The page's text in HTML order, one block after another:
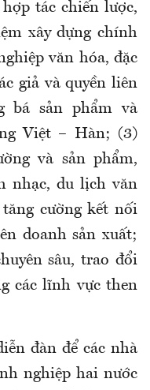
tác chiến lược,
xây dựng chính
văn hóa, đặc
giả và quyền liên
bá sản phẩm và
Việt – Hàn; (3)
và sản phẩm,
nhạc, du lịch văn
cường kết nối
doanh sản xuất;
sâu, trao đổi
các lĩnh vực then
đàn để các nhà
nghiệp hai nước